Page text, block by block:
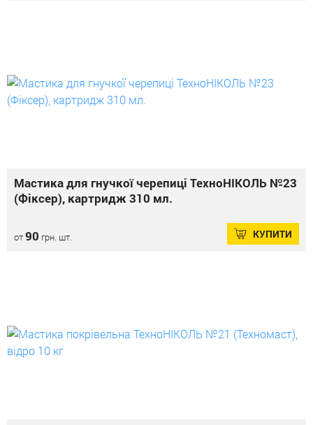
Мастика для гнучкої черепиці ТехноНІКОЛЬ №23
(Фіксер), картридж 310 мл.
от90 грн. шт. КУПИТИ